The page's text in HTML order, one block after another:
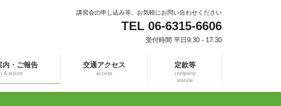
講習会の申し込み等、お気軽にお問い合わせください
TEL 06-6315-6606
受付時間 平日9:30 - 17:30
内・ご報告
& report
交通アクセス
access
定款等
company
statute